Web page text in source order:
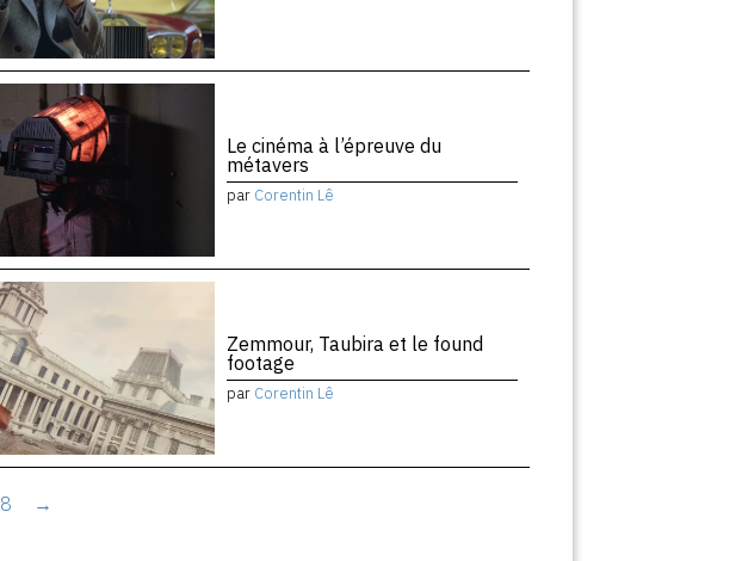
Le cinéma à l’épreuve du
métavers
par Corentin Lê
Zemmour, Taubira et le found
footage
par Corentin Lê
8 →